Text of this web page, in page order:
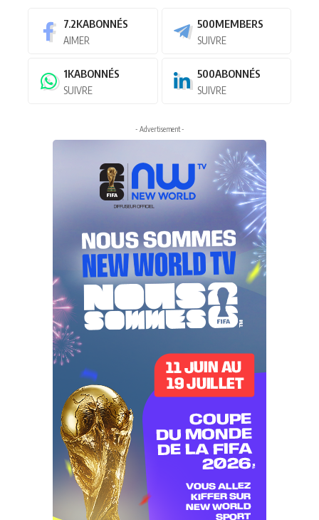
7.2KABONNÉS
AIMER
500MEMBERS
SUIVRE
1KABONNÉS
SUIVRE
500ABONNÉS
SUIVRE
- Advertisement -